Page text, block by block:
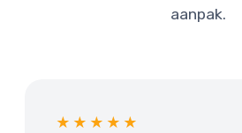
aanpak.
★★★★★